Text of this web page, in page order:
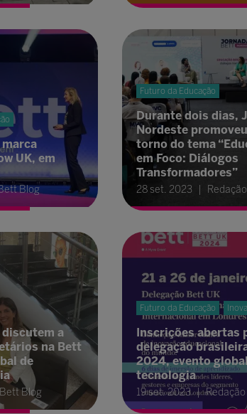
UK, em
Blog
a
na Bett
de
Blog
Futuro da Educação
Durante dois dias,
Nordeste
torno do tema
em Foco: Diálogos
Transformadores”
28 set. 2023
Futuro da Educação
Inscrições abertas
delegação
2024, evento
tecnologia
19 set. 2023